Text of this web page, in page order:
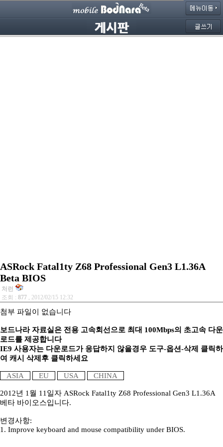
ASRock Fatal1ty Z68 Professional Gen3 L1.36A
Beta BIOS
처런
조회 : 877 , 2012/02/15 12:32
첨부 파일이 없습니다
보드나라 자료실은 전용 고속회선으로 최대 100Mbps의 초고속 다운
로드를 제공합니다
IE9 사용자는 다운로드가 응답하지 않을경우 도구-옵션-삭제 클릭하
여 캐시 삭제후 클릭하세요
ASIA EU USA CHINA
2012년 1월 11일자 ASRock Fatal1ty Z68 Professional Gen3 L1.36A
베타 바이오스입니다.
변경사항:
1. Improve keyboard and mouse compatibility under BIOS.